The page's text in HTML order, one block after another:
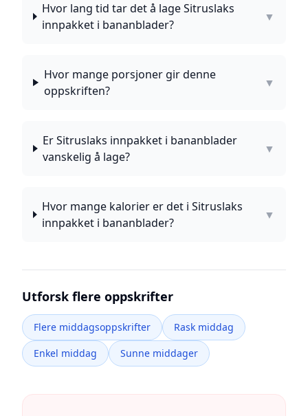
Hvor lang tid tar det å lage Sitruslaks
innpakket i bananblader?
▼
Hvor mange porsjoner gir denne
oppskriften?
▼
Er Sitruslaks innpakket i bananblader
vanskelig å lage?
▼
Hvor mange kalorier er det i Sitruslaks
innpakket i bananblader?
▼
Utforsk flere oppskrifter
Flere middagsoppskrifter
Rask middag
Enkel middag
Sunne middager